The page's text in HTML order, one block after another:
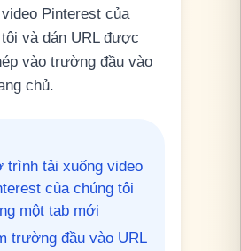
Pinterest của
và dán URL được
vào trường đầu vào
chủ.
trình tải xuống video
của chúng tôi
một tab mới
trường đầu vào URL